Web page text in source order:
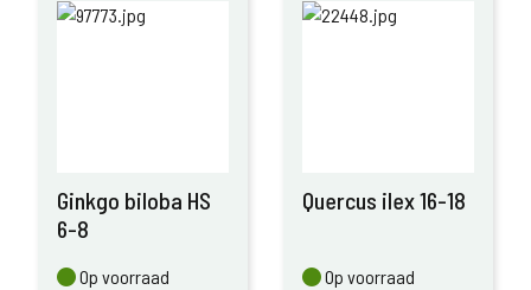
Ginkgo biloba HS
6-8
Op voorraad
Op voorraad
Quercus ilex 16-18
Op voorraad
Op voorraad